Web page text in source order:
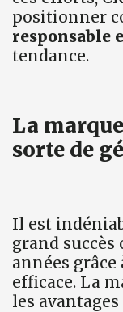
positionner
responsable
tendance.
La
sorte de
Il est
grand succès
années
efficace. La
les